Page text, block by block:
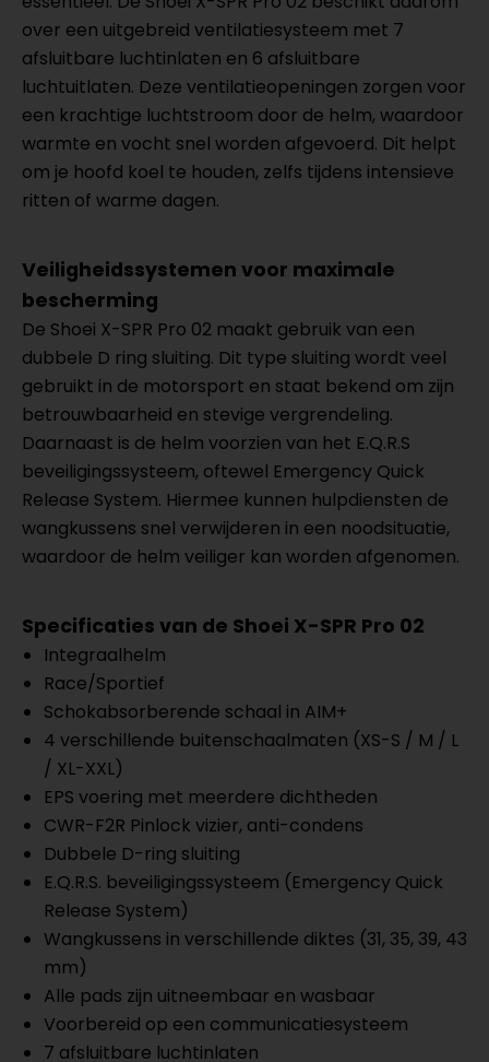
over een uitgebreid ventilatiesysteem met 7
afsluitbare luchtinlaten en 6 afsluitbare
luchtuitlaten. Deze ventilatieopeningen zorgen voor
een krachtige luchtstroom door de helm, waardoor
warmte en vocht snel worden afgevoerd. Dit helpt
om je hoofd koel te houden, zelfs tijdens intensieve
ritten of warme dagen.
Veiligheidssystemen voor maximale
bescherming
De Shoei X-SPR Pro 02 maakt gebruik van een
dubbele D ring sluiting. Dit type sluiting wordt veel
gebruikt in de motorsport en staat bekend om zijn
betrouwbaarheid en stevige vergrendeling.
Daarnaast is de helm voorzien van het E.Q.R.S
beveiligingssysteem, oftewel Emergency Quick
Release System. Hiermee kunnen hulpdiensten de
wangkussens snel verwijderen in een noodsituatie,
waardoor de helm veiliger kan worden afgenomen.
Specificaties van de Shoei X-SPR Pro 02
Integraalhelm
Race/Sportief
Schokabsorberende schaal in AIM+
4 verschillende buitenschaalmaten (XS-S / M / L
/ XL-XXL)
EPS voering met meerdere dichtheden
CWR-F2R Pinlock vizier, anti-condens
Dubbele D-ring sluiting
E.Q.R.S. beveiligingssysteem (Emergency Quick
Release System)
Wangkussens in verschillende diktes (31, 35, 39, 43
mm)
Alle pads zijn uitneembaar en wasbaar
Voorbereid op een communicatiesysteem
7 afsluitbare luchtinlaten